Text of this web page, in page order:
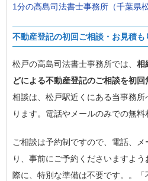
1分の高島司法書士事務所（千葉県松
不動産登記の初回ご相談・お見積も
松戸の高島司法書士事務所では、 相
どによる不動産登記のご相談を初回
相談は、松戸駅近くにある当事務
ります。電話やメールのみでの無料
ご相談は予約制ですので、電話、
り、事前にご予約くださいますよ
際に、特別な準備は不要です。。「